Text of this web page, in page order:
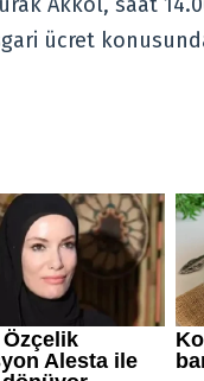
ücret